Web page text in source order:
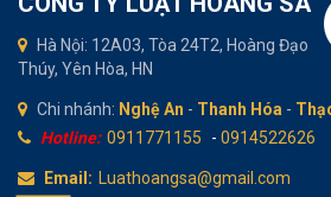
Hà Nội: 12A03, Tòa 24T2, Hoàng Đạo
Thúy, Yên Hòa, HN
Chi nhánh: Nghệ An - Thanh Hóa -
Hotline: 0911771155 - 0914522626
Email: Luathoangsa@gmail.com